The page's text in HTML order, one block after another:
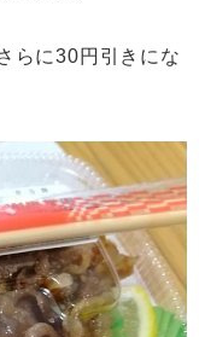
らに30円引きにな